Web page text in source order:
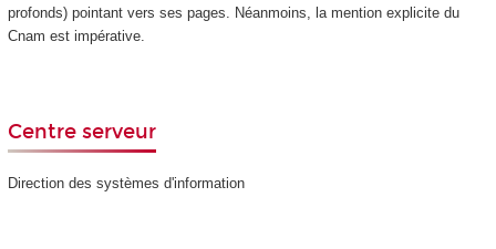
profonds) pointant vers ses pages. Néanmoins, la mention explicite du
Cnam est impérative.
Centre serveur
Direction des systèmes d'information